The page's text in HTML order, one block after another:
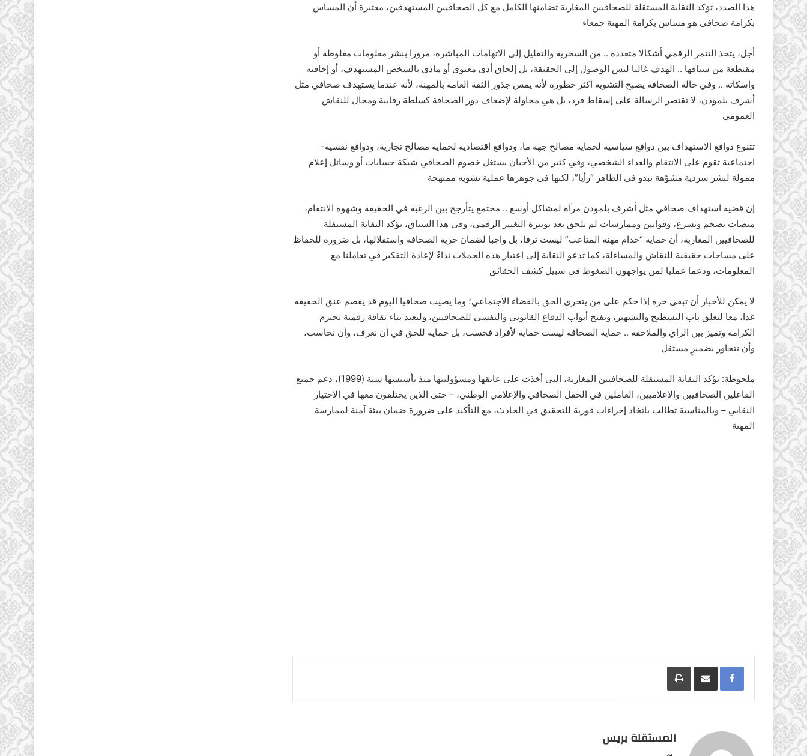
هذا الصدد، تؤكد النقابة المستقلة للصحافيين المغاربة تضامنها الكامل مع كل الصحافيين المستهدفين، معتبرة أن المساس
بكرامة صحافي هو مساس بكرامة المهنة جمعاء
أجل، يتخذ التنمر الرقمي أشكالا متعددة .. من السخرية والتقليل إلى الاتهامات المباشرة، مرورا بنشر معلومات مغلوطة أو
مقتطعة من سياقها .. الهدف غالبا ليس الوصول إلى الحقيقة، بل إلحاق أذى معنوي أو مادي بالشخص المستهدف، أو إخافته
وإسكاته .. وفي حالة الصحافة يصبح التشويه أكثر خطورة لأنه يمس جذور الثقة العامة بالمهنة، لأنه عندما يستهدف صحافي مثل
أشرف بلمودن، لا تقتصر الرسالة على إسقاط فرد، بل هي محاولة لإضعاف دور الصحافة كسلطة رقابية ومجال للنقاش
العمومي
تتنوع دوافع الاستهداف بين دوافع سياسية لحماية مصالح جهة ما، ودوافع اقتصادية لحماية مصالح تجارية، ودوافع نفسية-
اجتماعية تقوم على الانتقام والعداء الشخصي، وفي كثير من الأحيان يستغل خصوم الصحافي شبكة حسابات أو وسائل إعلام
ممولة لنشر سردية مشوّهة تبدو في الظاهر “رأيا”، لكنها في جوهرها عملية تشويه ممنهجة
إن قضية استهداف صحافي مثل أشرف بلمودن مرآة لمشاكل أوسع .. مجتمع يتأرجح بين الرغبة في الحقيقة وشهوة الانتقام،
منصات تضخم وتسرع، وقوانين وممارسات لم تلحق بعد بوتيرة التغيير الرقمي، وفي هذا السياق، تؤكد النقابة المستقلة
للصحافيين المغاربة، أن حماية “خدام مهنة المتاعب” ليست ترفا، بل واجبا لضمان حرية الصحافة واستقلالها، بل ضرورة للحفاظ
على مساحات حقيقية للنقاش والمساءلة، كما تدعو النقابة إلى اعتبار هذه الحملات نداءً لإعادة التفكير في تعاملنا مع
المعلومات، ودعما عمليا لمن يواجهون الضغوط في سبيل كشف الحقائق
لا يمكن للأخبار أن تبقى حرة إذا حكم على من يتحرى الحق بالقضاء الاجتماعي؛ وما يصيب صحافيا اليوم قد يقصم عنق الحقيقة
غدا، معا لنغلق باب التسطيح والتشهير، ونفتح أبواب الدفاع القانوني والنفسي للصحافيين، ولنعيد بناء ثقافة رقمية تحترم
الكرامة وتميز بين الرأي والملاحقة .. حماية الصحافة ليست حماية لأفراد فحسب، بل حماية للحق في أن نعرف، وأن نحاسب،
وأن نتحاور بضميرٍ مستقل
ملحوظة: تؤكد النقابة المستقلة للصحافيين المغاربة، التي أخذت على عاتقها ومسؤوليتها منذ تأسيسها سنة (1999)، دعم جميع
الفاعلين الصحافيين والإعلاميين، العاملين في الحقل الصحافي والإعلامي الوطني، – حتى الذين يختلفون معها في الاختيار
النقابي – وبالمناسبة تطالب باتخاذ إجراءات فورية للتحقيق في الحادث، مع التأكيد على ضرورة ضمان بيئة آمنة لممارسة
المهنة
Facebookمشاركة عبر البريد طباعة
المستقلة بريس